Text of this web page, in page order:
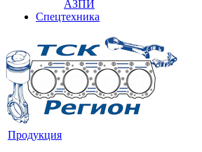
АЗПИ
Спецтехника
Продукция